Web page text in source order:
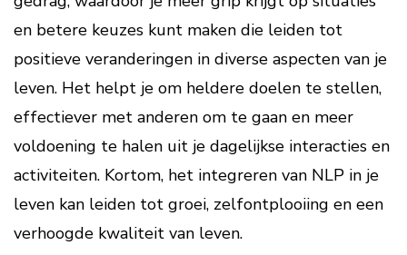
en betere keuzes kunt maken die leiden tot
positieve veranderingen in diverse aspecten van je
leven. Het helpt je om heldere doelen te stellen,
effectiever met anderen om te gaan en meer
voldoening te halen uit je dagelijkse interacties en
activiteiten. Kortom, het integreren van NLP in je
leven kan leiden tot groei, zelfontplooiing en een
verhoogde kwaliteit van leven.